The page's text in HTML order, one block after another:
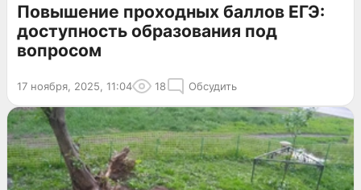
Повышение проходных баллов ЕГЭ:
доступность образования под
вопросом
17 ноября, 2025, 11:04 18 Обсудить